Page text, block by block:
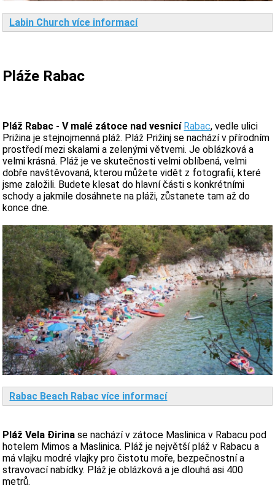
Labin Church více informací
Pláže Rabac
Pláž Rabac - V malé zátoce nad vesnicí Rabac, vedle ulici
Prižina je stejnojmenná pláž. Pláž Prižinj se nachází v přírodním
prostředí mezi skalami a zelenými větvemi. Je oblázková a
velmi krásná. Pláž je ve skutečnosti velmi oblíbená, velmi
dobře navštěvovaná, kterou můžete vidět z fotografií, které
jsme založili. Budete klesat do hlavní části s konkrétními
schody a jakmile dosáhnete na pláži, zůstanete tam až do
konce dne.
Rabac Beach Rabac více informací
Pláž Vela Đirinase nachází v zátoce Maslinica v Rabacu pod
hotelem Mimos a Maslinica. Pláž je největší pláž v Rabacu a
má vlajku modré vlajky pro čistotu moře, bezpečnostní a
stravovací nabídky. Pláž je oblázková a je dlouhá asi 400
metrů.